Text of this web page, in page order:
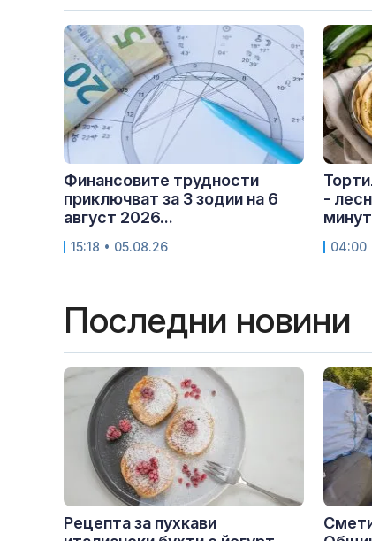
Финансовите трудности
приключват за 3 зодии на 6
август 2026...
15:18 • 05.08.26
-
04:00
Последни новини
Рецепта за пухкави